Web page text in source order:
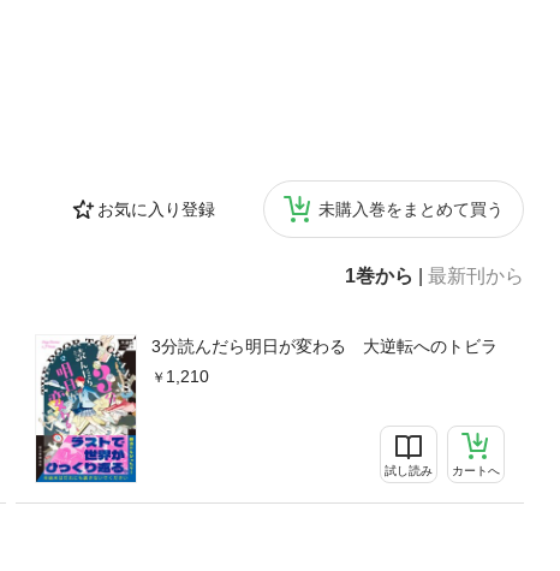
お気に入り登録 未購入巻をまとめて買う
1巻から 最新刊から
3分読んだら明日が変わる 大逆転へのトビラ
1,210
試し読み カートへ